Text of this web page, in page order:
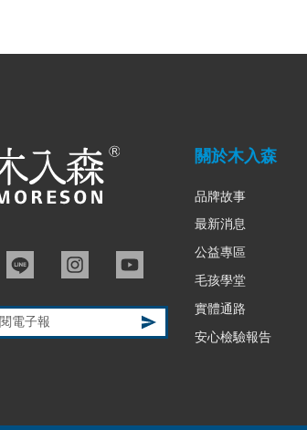
關於木入森
品牌故事
最新消息
公益專區
毛孩學堂
實體通路
安心檢驗報告